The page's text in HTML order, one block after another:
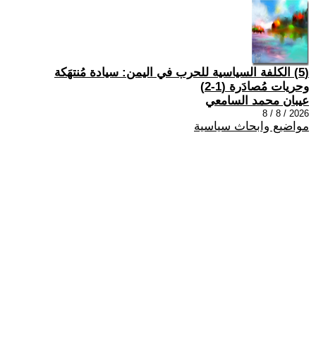
(5) الكلفة السياسية للحرب في اليمن: سيادة مُنتهَكة
وحريات مُصادَرة (1-2)
عيبان محمد السامعي
2026 / 8 / 8
مواضيع وابحاث سياسية